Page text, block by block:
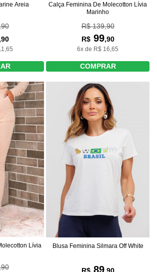
Areia
Calça Feminina De Molecotton Lívia
Marinho
R$ 139,90
R$99,90
6x de R$ 16,65
COMPRAR
Lívia
Blusa Feminina Silmara Off White
R$89,90